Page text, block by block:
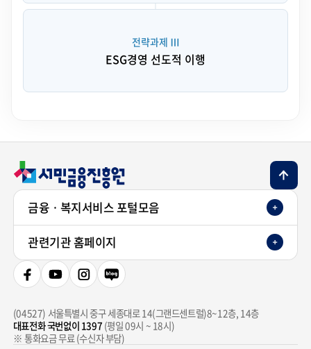
전략과제 Ⅲ
ESG경영 선도적 이행
TOP 버튼
금융ㆍ복지서비스 포털모음
관련기관 홈페이지
페이스북 유튜브 인스타그램네이버 블로그
(04527) 서울특별시 중구 세종대로 14(그랜드센트럴)8~12층, 14층
대표전화 국번없이 1397 (평일 09시 ~ 18시)
※ 통화요금 무료 (수신자 부담)